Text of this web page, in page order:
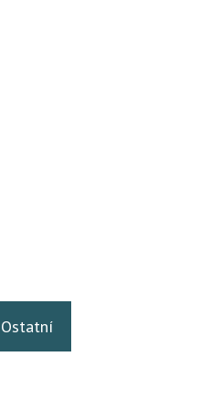
Ostatní